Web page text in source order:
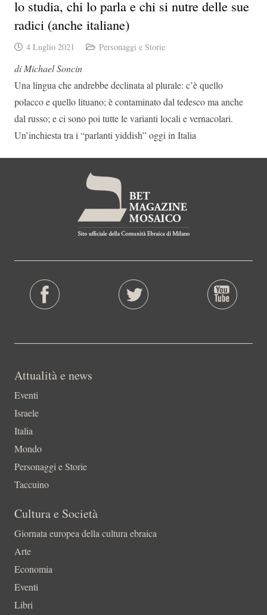
lo studia, chi lo parla e chi si nutre delle sue
radici (anche italiane)
4 Luglio 2021 Personaggi e Storie
di Michael Soncin
Una lingua che andrebbe declinata al plurale: c’è quello
polacco e quello lituano; è contaminato dal tedesco ma anche
dal russo; e ci sono poi tutte le varianti locali e vernacolari.
Un’inchiesta tra i “parlanti yiddish” oggi in Italia
Attualità e news
Eventi
Israele
Italia
Mondo
Personaggi e Storie
Taccuino
Cultura e Società
Giornata europea della cultura ebraica
Arte
Economia
Eventi
Libri